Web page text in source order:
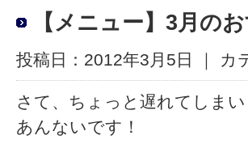
【メニュー】3月の
投稿日：2012年3月5日 ｜ カ
さて、ちょっと遅れてしま
あんないです！